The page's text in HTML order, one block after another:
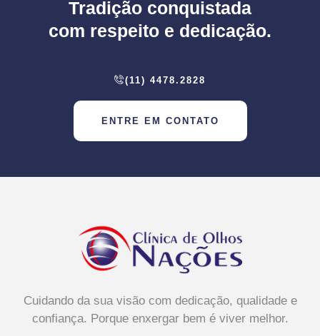
Tradição conquistada
com respeito e dedicação.
(11) 4478.2828
ENTRE EM CONTATO
Cuidando da sua visão com dedicação, qualidade e
confiança. Porque enxergar bem é viver melhor.